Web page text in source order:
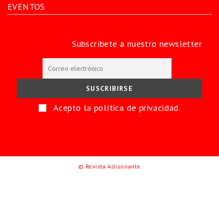
EVENTOS
Subscríbete a nuestro newsletter
Acepto la política de privacidad.
© Revista Altisonante